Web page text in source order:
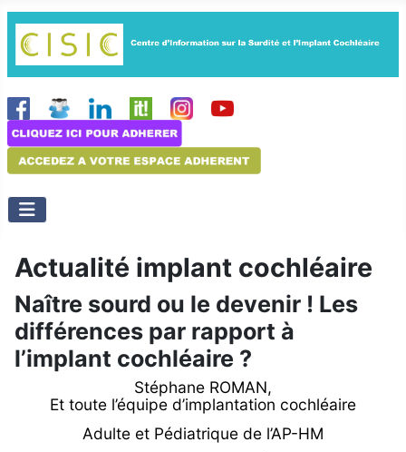
Actualité implant cochléaire
Naître sourd ou le devenir ! Les
différences par rapport à
l’implant cochléaire ?
Stéphane ROMAN,
Et toute l’équipe d’implantation cochléaire
Adulte et Pédiatrique de l’AP-HM